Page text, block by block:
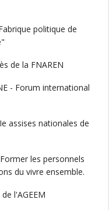
politique de
de la FNAREN
- Forum international
assises nationales de
les personnels
du vivre ensemble.
l'AGEEM